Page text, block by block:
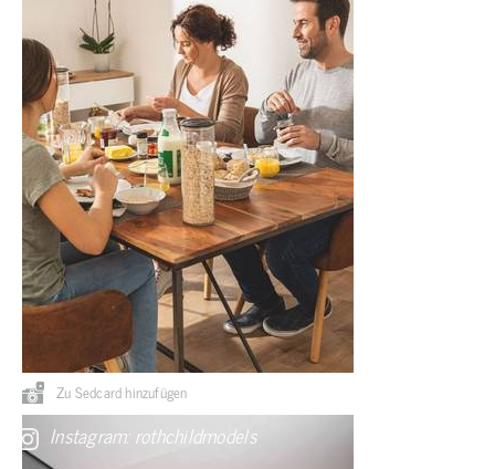
Zu Sedcard hinzufügen
Instagram: rothchildmodels